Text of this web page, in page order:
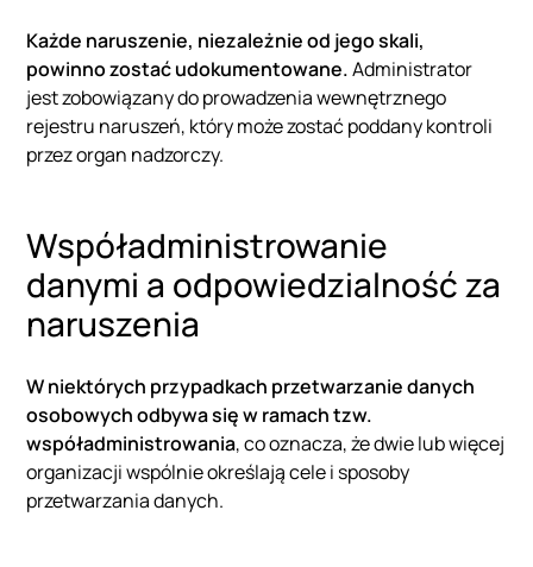
Każde naruszenie, niezależnie od jego skali,
powinno zostać udokumentowane.Administrator
jest zobowiązany do prowadzenia wewnętrznego
rejestru naruszeń, który może zostać poddany kontroli
przez organ nadzorczy.
Współadministrowanie
danymi a odpowiedzialność za
naruszenia
W niektórych przypadkach przetwarzanie danych
osobowych odbywa się w ramach tzw.
współadministrowania, co oznacza, że dwie lub więcej
organizacji wspólnie określają cele i sposoby
przetwarzania danych.